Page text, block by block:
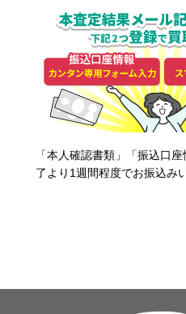
「本人確認書類」「振込口
了より1週間程度でお振込み